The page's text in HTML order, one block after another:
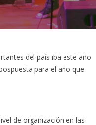
del país iba este año
para el año que
de organización en las